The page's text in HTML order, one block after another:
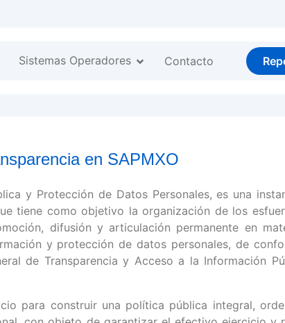
Sistemas Operadores Contacto
en SAPMXO
y Protección de Datos Personales, es una
tiene como objetivo la organización de los
difusión y articulación permanente en
y protección de datos personales, de
de Transparencia y Acceso a la Información
para construir una política pública integral,